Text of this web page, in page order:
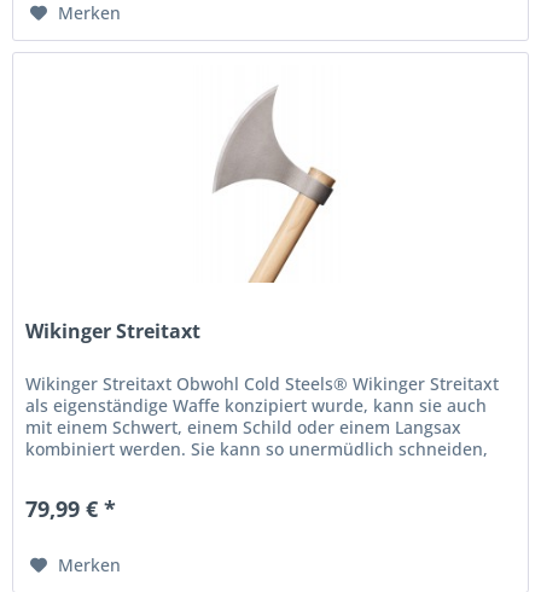
Merken
Wikinger Streitaxt
Wikinger Streitaxt Obwohl Cold Steels® Wikinger Streitaxt
als eigenständige Waffe konzipiert wurde, kann sie auch
mit einem Schwert, einem Schild oder einem Langsax
kombiniert werden. Sie kann so unermüdlich schneiden,
79,99 € *
Merken